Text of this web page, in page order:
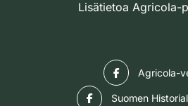
Lisätietoa Agricola-
Agricola-
Suomen